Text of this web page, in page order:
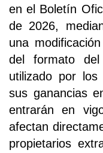
en el Boletín
de 2026,
una
del formato
utilizado por
sus ganancias
entrarán en
afectan
propietarios